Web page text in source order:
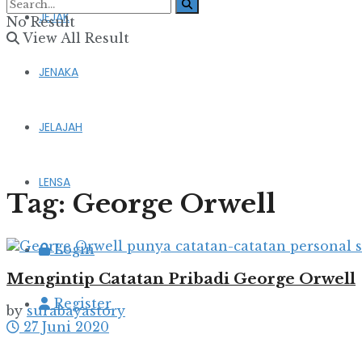
JEJAK
JENAKA
JELAJAH
LENSA
Login
Register
No Result
View All Result
Tag: George Orwell
Mengintip Catatan Pribadi George Orwell
by surabayastory
27 Juni 2020